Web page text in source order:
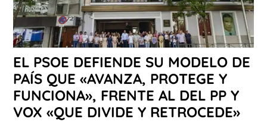
EL PSOE DEFIENDE SU MODELO DE
PAÍS QUE «AVANZA, PROTEGE Y
FUNCIONA», FRENTE AL DEL PP Y
VOX «QUE DIVIDE Y RETROCEDE»